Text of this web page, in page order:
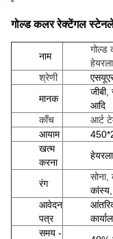
गोल्ड कलर रेक्टेंगल
नाम
गोल्ड
श्रेणी
मानक
आदि
काँच
आर्ट
आयाम
खत्म
करना
रंग
सोना,
कांस्य,
आवेदन
पत्र
समय -